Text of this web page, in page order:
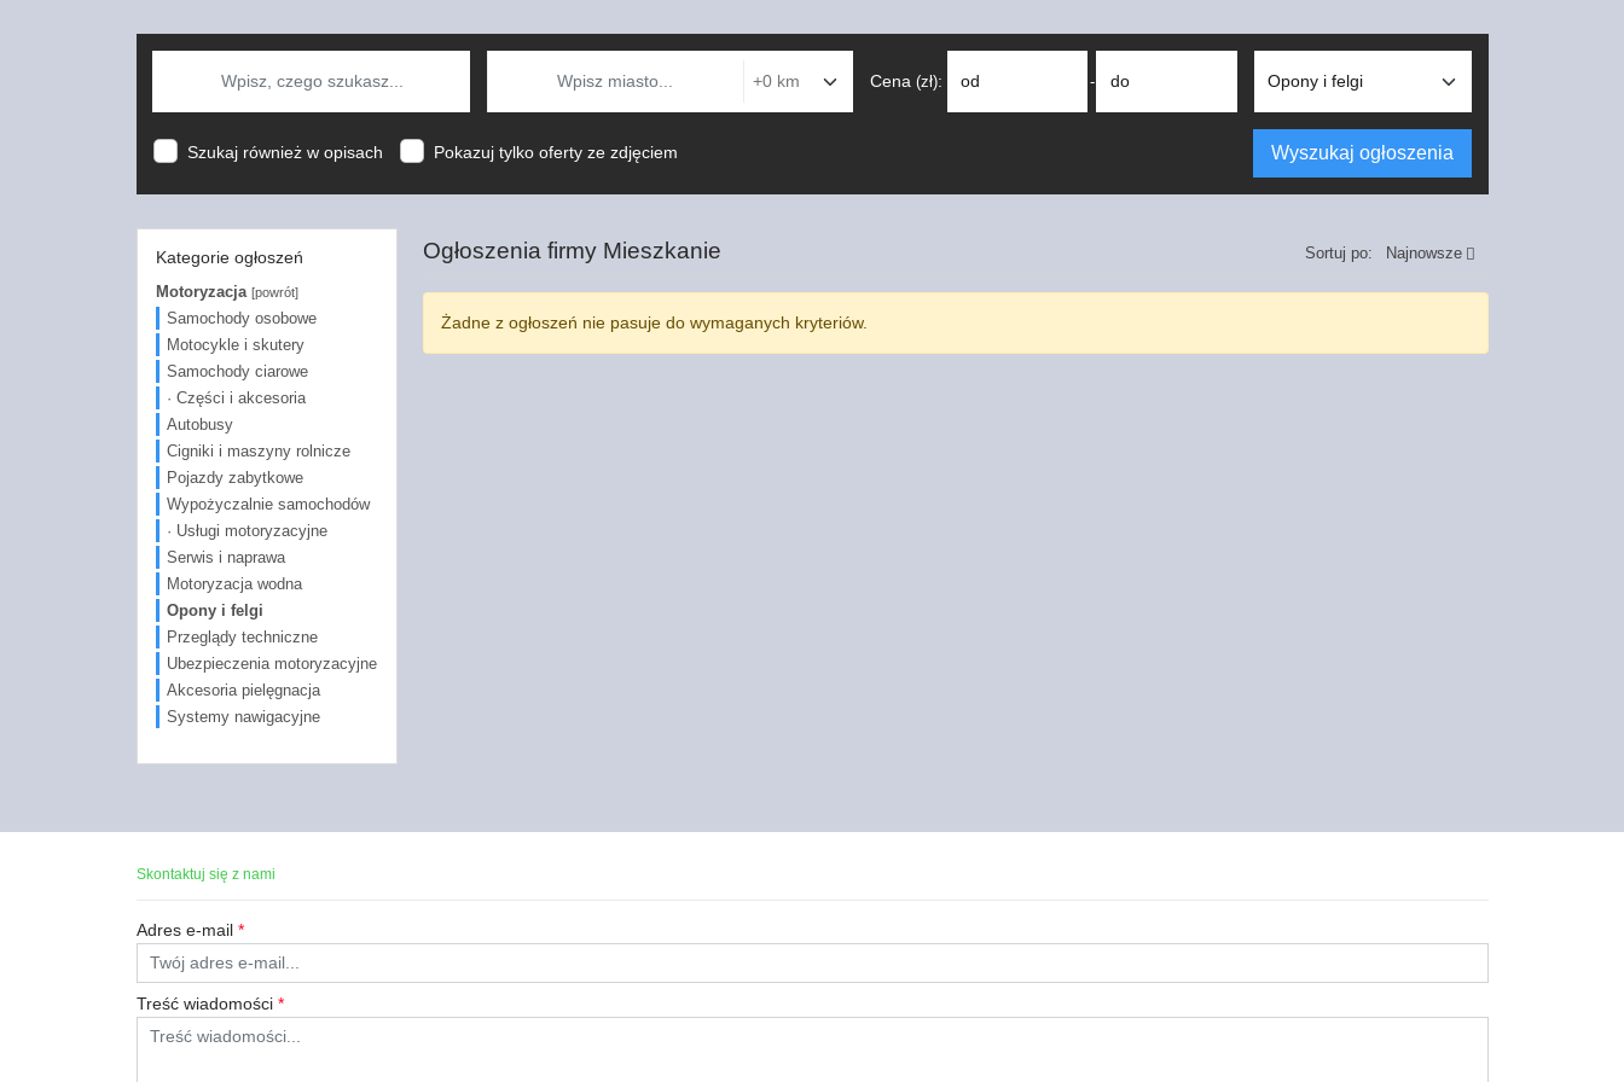
Cena (zł): od - do
Szukaj również w opisach Pokazuj tylko oferty ze zdjęciem Wyszukaj ogłoszenia
Ogłoszenia firmy Mieszkanie Sortuj po: Najnowsze
Żadne z ogłoszeń nie pasuje do wymaganych kryteriów.
Kategorie ogłoszeń
Motoryzacja [powrót]
Samochody osobowe
Motocykle i skutery
Samochody ciarowe
· Części i akcesoria
Autobusy
Cigniki i maszyny rolnicze
Pojazdy zabytkowe
Wypożyczalnie samochodów
· Usługi motoryzacyjne
Serwis i naprawa
Motoryzacja wodna
Opony i felgi
Przeglądy techniczne
Ubezpieczenia motoryzacyjne
Akcesoria pielęgnacja
Systemy nawigacyjne
Skontaktuj się z nami
Adres e-mail *
Treść wiadomości *